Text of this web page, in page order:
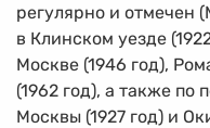
регулярно и отмечен
в Клинском уезде
Москве (1946 год),
(1962 год), а также по
Москвы (1927 год) и